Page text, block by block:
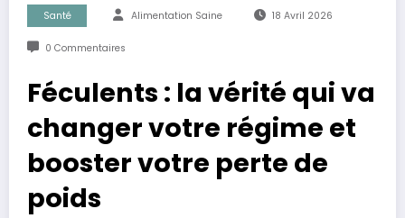
Santé Alimentation Saine 18 Avril 2026
0 Commentaires
Féculents : la vérité qui va
changer votre régime et
booster votre perte de
poids